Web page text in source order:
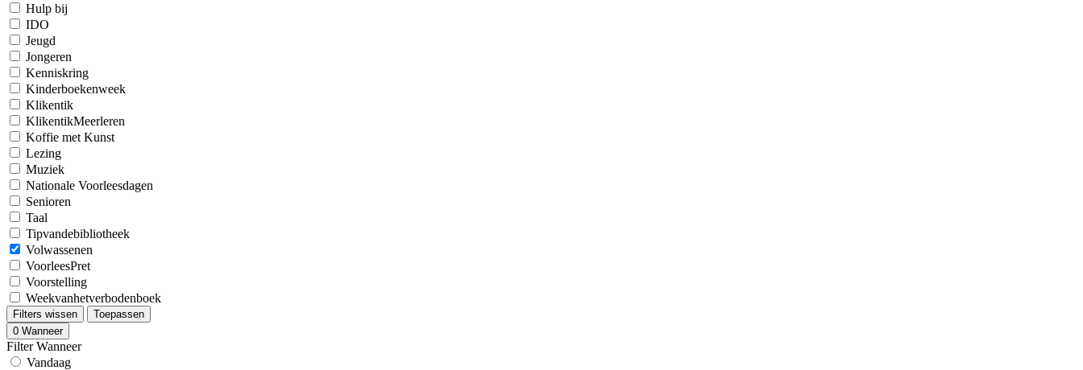
Hulp bij
IDO
Jeugd
Jongeren
Kenniskring
Kinderboekenweek
Klikentik
KlikentikMeerleren
Koffie met Kunst
Lezing
Muziek
Nationale Voorleesdagen
Senioren
Taal
Tipvandebibliotheek
Volwassenen
VoorleesPret
Voorstelling
Weekvanhetverbodenboek
Filters wissen
Toepassen
0 Wanneer
Filter Wanneer
Vandaag